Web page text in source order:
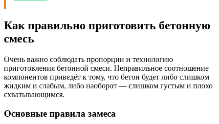
Как правильно приготовить бетонную
смесь
Очень важно соблюдать пропорции и технологию
приготовления бетонной смеси. Неправильное соотношение
компонентов приведёт к тому, что бетон будет либо слишком
жидким и слабым, либо наоборот — слишком густым и плохо
схватывающимся.
Основные правила замеса